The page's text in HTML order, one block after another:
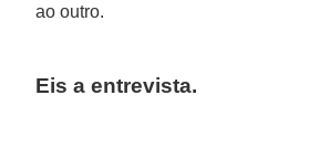
ao outro.
Eis a entrevista.